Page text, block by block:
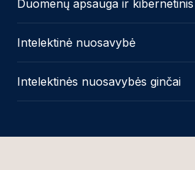
Duomenų apsauga ir
Intelektinė nuosavybė
Intelektinės nuosavybės ginčai